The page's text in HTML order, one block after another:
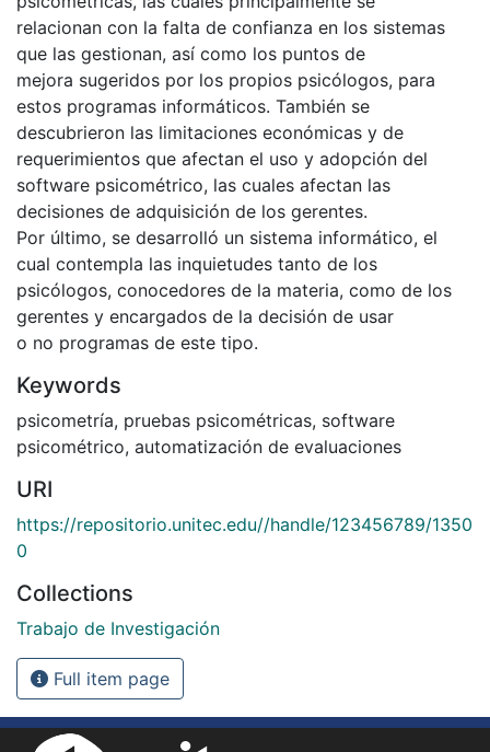
relacionan con la falta de confianza en los sistemas
que las gestionan, así como los puntos de
mejora sugeridos por los propios psicólogos, para
estos programas informáticos. También se
descubrieron las limitaciones económicas y de
requerimientos que afectan el uso y adopción del
software psicométrico, las cuales afectan las
decisiones de adquisición de los gerentes.
Por último, se desarrolló un sistema informático, el
cual contempla las inquietudes tanto de los
psicólogos, conocedores de la materia, como de los
gerentes y encargados de la decisión de usar
o no programas de este tipo.
Keywords
psicometría, pruebas psicométricas, software
psicométrico, automatización de evaluaciones
URI
https://repositorio.unitec.edu//handle/123456789/1350
0
Collections
Trabajo de Investigación
Full item page